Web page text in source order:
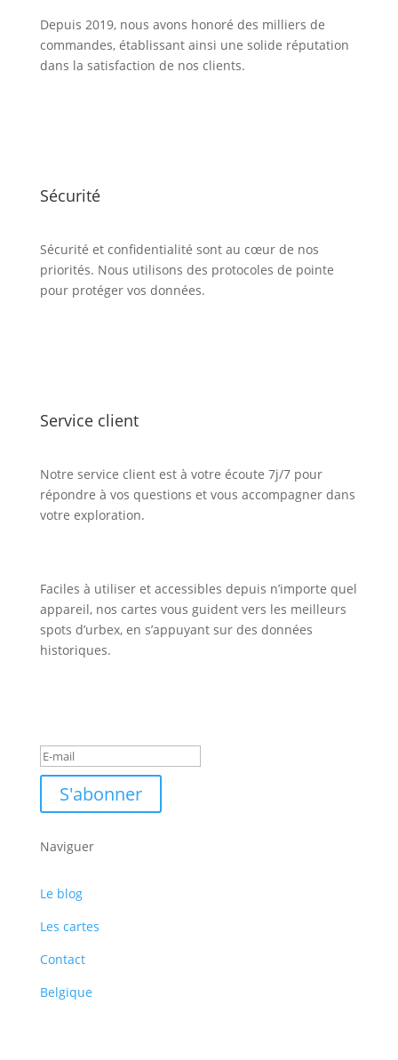
Depuis 2019, nous avons honoré des milliers de
commandes, établissant ainsi une solide réputation
dans la satisfaction de nos clients.
Sécurité
Sécurité et confidentialité sont au cœur de nos
priorités. Nous utilisons des protocoles de pointe
pour protéger vos données.
Service client
Notre service client est à votre écoute 7j/7 pour
répondre à vos questions et vous accompagner dans
votre exploration.
Faciles à utiliser et accessibles depuis n’importe quel
appareil, nos cartes vous guident vers les meilleurs
spots d’urbex, en s’appuyant sur des données
historiques.
S'abonner
Naviguer
Le blog
Les cartes
Contact
Belgique